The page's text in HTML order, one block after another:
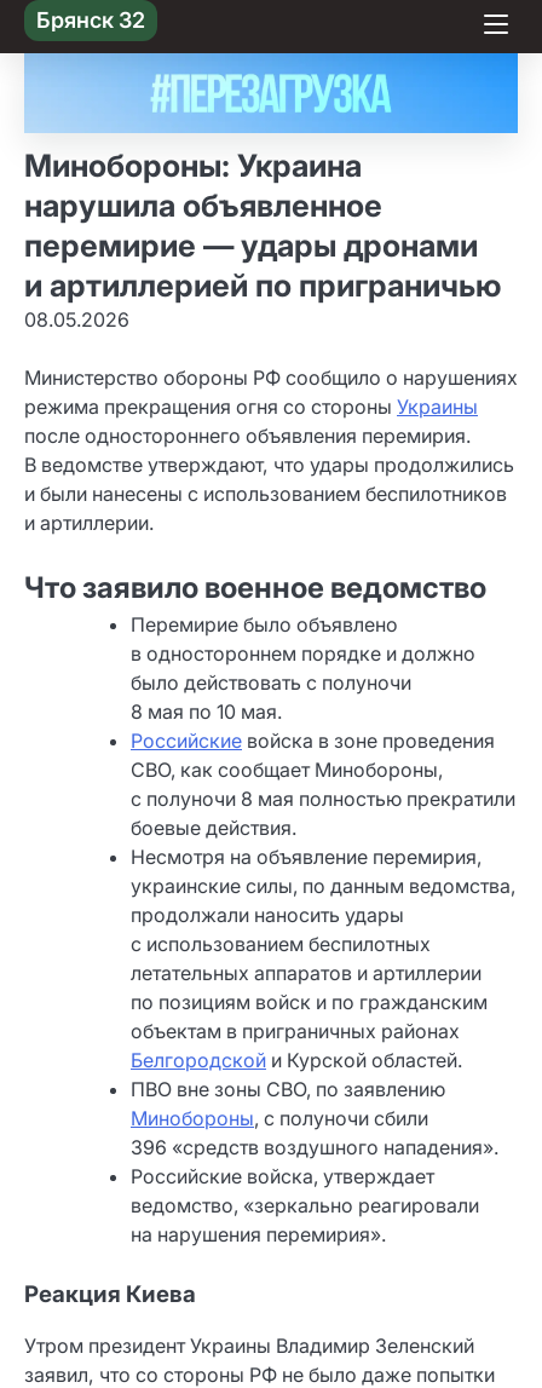
Skip
to content
Брянск 32
Минобороны: Украина
нарушила объявленное
перемирие — удары дронами
и артиллерией по приграничью
08.05.2026
Министерство обороны РФ сообщило о нарушениях
режима прекращения огня со стороны Украины
после одностороннего объявления перемирия.
В ведомстве утверждают, что удары продолжились
и были нанесены с использованием беспилотников
и артиллерии.
Что заявило военное ведомство
Перемирие было объявлено
в одностороннем порядке и должно
было действовать с полуночи
8 мая по 10 мая.
Российские войска в зоне проведения
СВО, как сообщает Минобороны,
с полуночи 8 мая полностью прекратили
боевые действия.
Несмотря на объявление перемирия,
украинские силы, по данным ведомства,
продолжали наносить удары
с использованием беспилотных
летательных аппаратов и артиллерии
по позициям войск и по гражданским
объектам в приграничных районах
Белгородской и Курской областей.
ПВО вне зоны СВО, по заявлению
Минобороны, с полуночи сбили
396 «средств воздушного нападения».
Российские войска, утверждает
ведомство, «зеркально реагировали
на нарушения перемирия».
Реакция Киева
Утром президент Украины Владимир Зеленский
заявил, что со стороны РФ не было даже попытки